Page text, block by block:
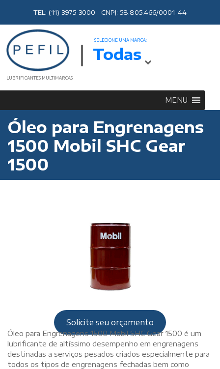
TEL: (11) 3975-3000 CNPJ: 58.805.466/0001-44
LUBRIFICANTES MULTIMARCAS
SELECIONE UMA MARCA:
Todas
MENU
Óleo para Engrenagens
1500 Mobil SHC Gear
1500
Solicite seu orçamento
Óleo para Engrenagens 1500 Mobil SHC Gear 1500 é um
lubrificante de altíssimo desempenho em engrenagens
destinadas a serviços pesados criados especialmente para
todos os tipos de engrenagens fechadas bem como